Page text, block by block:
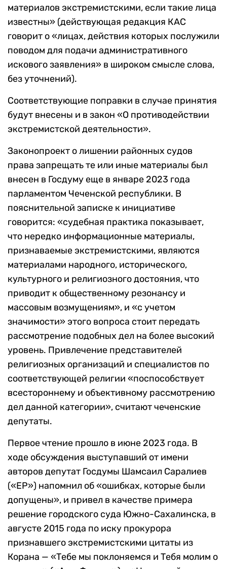
материалов экстремистскими, если такие лица
известны» (действующая редакция КАС
говорит о «лицах, действия которых послужили
поводом для подачи административного
искового заявления» в широком смысле слова,
без уточнений).
Соответствующие поправки в случае принятия
будут внесены и в закон «О противодействии
экстремистской деятельности».
Законопроект о лишении районных судов
права запрещать те или иные материалы был
внесен в Госдуму еще в январе 2023 года
парламентом Чеченской республики. В
пояснительной записке к инициативе
говорится: «судебная практика показывает,
что нередко информационные материалы,
признаваемые экстремистскими, являются
материалами народного, исторического,
культурного и религиозного достояния, что
приводит к общественному резонансу и
массовым возмущениям», и «с учетом
значимости» этого вопроса стоит передать
рассмотрение подобных дел на более высокий
уровень. Привлечение представителей
религиозных организаций и специалистов по
соответствующей религии «поспособствует
всестороннему и объективному рассмотрению
дел данной категории», считают чеченские
депутаты.
Первое чтение прошло в июне 2023 года. В
ходе обсуждения выступавший от имени
авторов депутат Госдумы Шамсаил Саралиев
(«ЕР») напомнил об «ошибках, которые были
допущены», и привел в качестве примера
решение городского суда Южно-Сахалинска, в
августе 2015 года по иску прокурора
признавшего экстремистскими цитаты из
Корана — «Тебе мы поклоняемся и Тебя молим о